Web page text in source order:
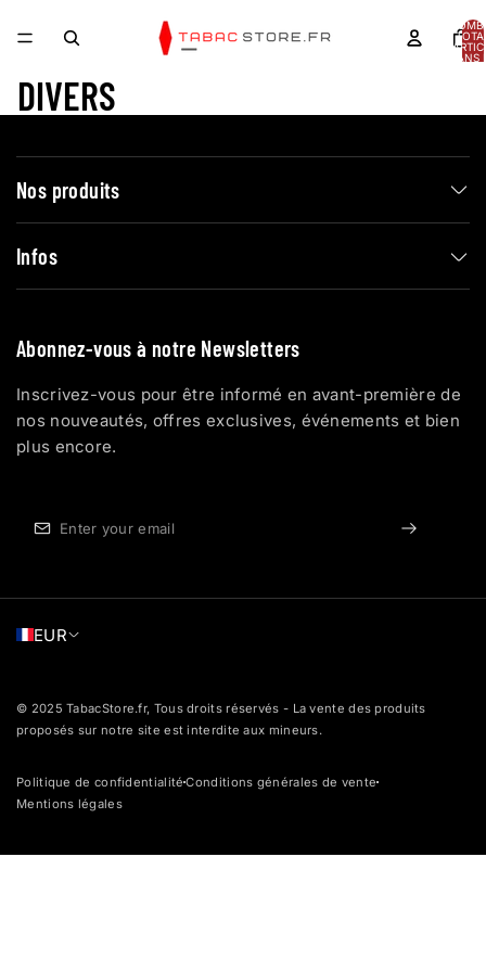
DANS
DIVERS
Nos produits
Infos
Abonnez-vous à notre Newsletters
Inscrivez-vous pour être informé en avant-première de
nos nouveautés, offres exclusives, événements et bien
plus encore.
EUR
© 2025 TabacStore.fr, Tous droits réservés - La vente des produits
proposés sur notre site est interdite aux mineurs.
Politique de confidentialité
dot
Conditions générales de vente
Mentions légales